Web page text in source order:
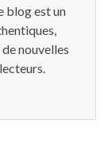
blog est un
nouvelles